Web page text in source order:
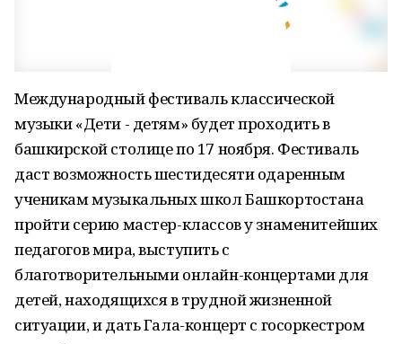
Международный фестиваль классической
музыки «Дети - детям» будет проходить в
башкирской столице по 17 ноября. Фестиваль
даст возможность шестидесяти одаренным
ученикам музыкальных школ Башкортостана
пройти серию мастер-классов у знаменитейших
педагогов мира, выступить с
благотворительными онлайн-концертами для
детей, находящихся в трудной жизненной
ситуации, и дать Гала-концерт с госоркестром